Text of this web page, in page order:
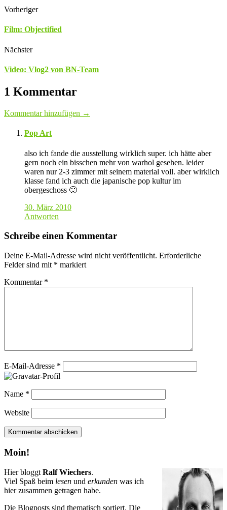
Vorheriger
Film: Objectified
Nächster
Video: Vlog2 von BN-Team
1 Kommentar
Kommentar hinzufügen →
Pop Art
also ich fande die ausstellung wirklich super. ich hätte aber
gern noch ein bisschen mehr von warhol gesehen. leider
waren nur 2-3 zimmer mit seinem material voll. aber wirklich
klasse fand ich auch die japanische pop kultur im
obergeschoss 🙂
30. März 2010
Antworten
Schreibe einen Kommentar
Deine E-Mail-Adresse wird nicht veröffentlicht. Erforderliche
Felder sind mit * markiert
Kommentar *
E-Mail-Adresse *
Name *
Website
Moin!
Hier bloggt Ralf Wiechers.
Viel Spaß beim lesen und erkunden was ich
hier zusammen getragen habe.
Die Blogposts sind thematisch sortiert. Die